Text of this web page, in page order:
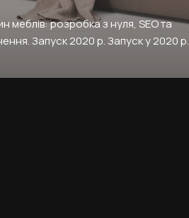
меблів: розробка з нуля, SEO та
Запуск 2020 р. Запуск у 2020 р.